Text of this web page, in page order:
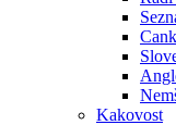
Kakovost